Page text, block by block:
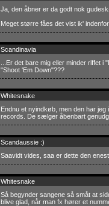
Ja, den åbner er da godt nok
Meget større fåes det vist ik'
Scandinavia
...Er det bare mig eller minder riffet
"Shoot 'Em Down"???
Whitesnake
Endnu et nyindkøb, men den har
records. De sælger åbenbart
Scandaussie :)
Saavidt vides, saa er dette den
Whitesnake
Så begynder sangene så småt at
blive glad, når man fx hører et